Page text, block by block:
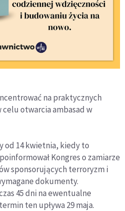
na praktycznych
celu otwarcia ambasad w
od 14 kwietnia, kiedy to
Kongres o zamiarze
sponsorujących terroryzm i
dokumenty.
45 dni na ewentualne
ten upływa 29 maja.